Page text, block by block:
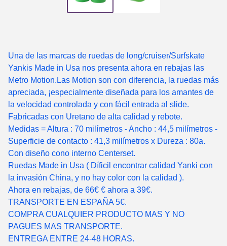
Una de las marcas de ruedas de long/cruiser/Surfskate
Yankis Made in Usa nos presenta ahora en rebajas las
Metro Motion.Las Motion son con diferencia, la ruedas más
apreciada, ¡especialmente diseñada para los amantes de
la velocidad controlada y con fácil entrada al slide.
Fabricadas con Uretano de alta calidad y rebote.
Medidas = Altura : 70 milímetros - Ancho : 44,5 milímetros -
Superficie de contacto : 41,3 milímetros x Dureza : 80a.
Con diseño cono interno Centerset.
Ruedas Made in Usa ( Díficil encontrar calidad Yanki con
la invasión China, y no hay color con la calidad ).
Ahora en rebajas, de 66€ € ahora a 39€.
TRANSPORTE EN ESPAÑA 5€.
COMPRA CUALQUIER PRODUCTO MAS Y NO
PAGUES MAS TRANSPORTE.
ENTREGA ENTRE 24-48 HORAS.